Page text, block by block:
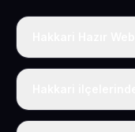
Hakkari dahil
Elbette; Hakkari